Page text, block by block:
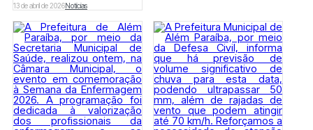
13 de abril de 2026Notícias